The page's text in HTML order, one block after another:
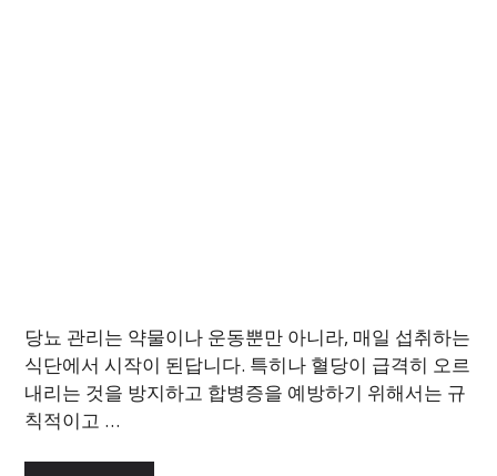
당뇨 관리는 약물이나 운동뿐만 아니라, 매일 섭취하는
식단에서 시작이 된답니다. 특히나 혈당이 급격히 오르
내리는 것을 방지하고 합병증을 예방하기 위해서는 규
칙적이고 …